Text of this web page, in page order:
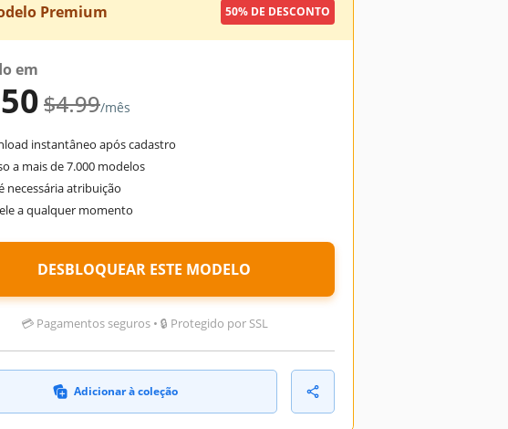
Premium 50% DE DESCONTO
em
$4.99/mês
instantâneo após cadastro
a mais de 7.000 modelos
necessária atribuição
a qualquer momento
DESBLOQUEAR ESTE MODELO
💳 Pagamentos seguros • 🔒 Protegido por SSL
Adicionar à coleção